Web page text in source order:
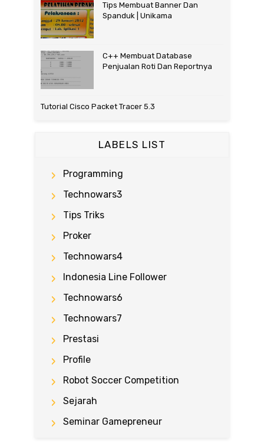
Tips Membuat Banner Dan
Spanduk | Unikama
C++ Membuat Database
Penjualan Roti Dan Reportnya
Tutorial Cisco Packet Tracer 5.3
LABELS LIST
Programming
Technowars3
Tips Triks
Proker
Technowars4
Indonesia Line Follower
Technowars6
Technowars7
Prestasi
Profile
Robot Soccer Competition
Sejarah
Seminar Gamepreneur